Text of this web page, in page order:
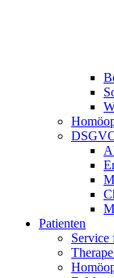
Patienten
Service